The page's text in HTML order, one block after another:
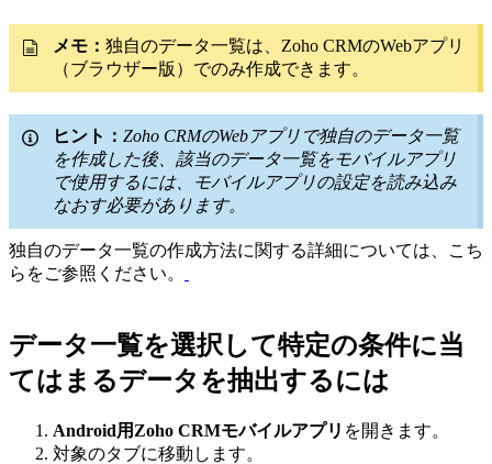
メモ： 独自のデータ一覧は、Zoho CRMのWebアプリ
（ブラウザー版）でのみ作成できます。
ヒント： Zoho CRMのWebアプリで独自のデータ一覧
を作成した後、該当のデータ一覧をモバイルアプリ
で使用するには、モバイルアプリの設定を読み込み
なおす必要があります。
独自のデータ一覧の作成方法に関する詳細については、こち
らをご参照ください。
データ一覧を選択して特定の条件に当
てはまるデータを抽出するには
Android用Zoho CRMモバイルアプリ を開きます。
対象のタブに移動します。